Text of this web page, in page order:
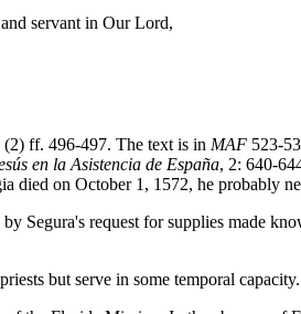
servant in Our Lord,
ff. 496-497. The text is in MAF 523-
en la Asistencia de España, 2: 640-
died on October 1, 1572, he probably
Segura's request for supplies made
but serve in some temporal capacity.